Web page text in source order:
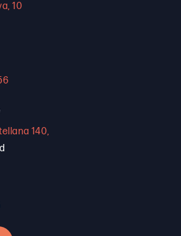
10
140,